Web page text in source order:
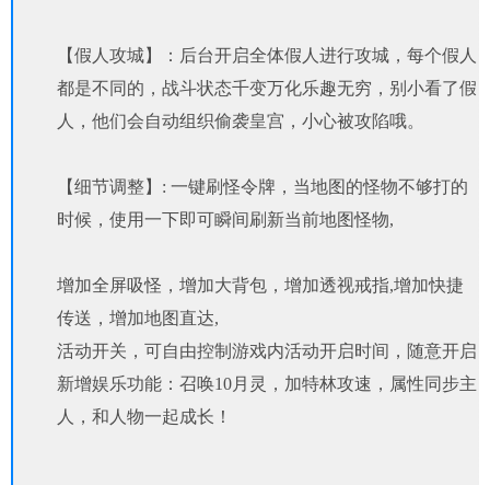
【假人攻城】：后台开启全体假人进行攻城，每个假人
都是不同的，战斗状态千变万化乐趣无穷，别小看了假
人，他们会自动组织偷袭皇宫，小心被攻陷哦。
【细节调整】: 一键刷怪令牌，当地图的怪物不够打的
时候，使用一下即可瞬间刷新当前地图怪物,
增加全屏吸怪，增加大背包，增加透视戒指,增加快捷
传送，增加地图直达,
活动开关，可自由控制游戏内活动开启时间，随意开启
新增娱乐功能：召唤10月灵，加特林攻速，属性同步主
人，和人物一起成长！